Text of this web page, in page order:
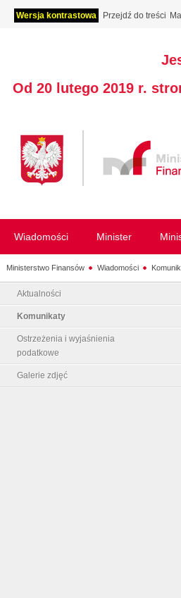
Wersja kontrastowa Przejdź do treści
Od 20 lutego 2019 r.
Wiadomości Minister
Ministerstwo Finansów Wiadomości
Aktualności
Komunikaty
Ostrzeżenia i wyjaśnienia
podatkowe
Galerie zdjęć